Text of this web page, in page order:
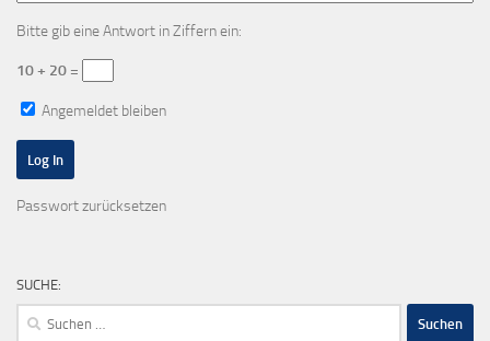
Bitte gib eine Antwort in Ziffern ein:
10 + 20 =
Angemeldet bleiben
Passwort zurücksetzen
SUCHE:
Suchen